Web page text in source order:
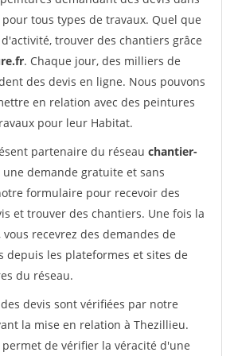
tous types de travaux. Quel que
trouver des chantiers grâce
. Chaque jour, des milliers de
des devis en ligne. Nous pouvons
en relation avec des peintures
pour leur Habitat.
partenaire du réseau chantier-
une demande gratuite et sans
formulaire pour recevoir des
et trouver des chantiers. Une fois la
recevrez des demandes de
depuis les plateformes et sites de
du réseau.
devis sont vérifiées par notre
la mise en relation à Thezillieu.
de vérifier la véracité d'une